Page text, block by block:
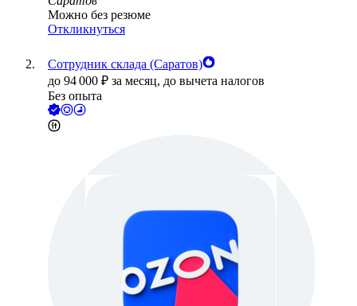
Можно без резюме
Откликнуться
Сотрудник склада (Саратов)
до 94 000 ₽ за месяц, до вычета налогов
Без опыта